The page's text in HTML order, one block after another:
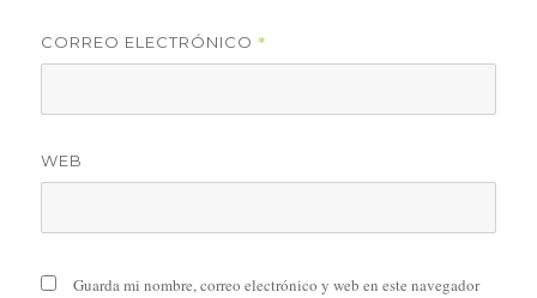
CORREO ELECTRÓNICO *
WEB
Guarda mi nombre, correo electrónico y web en este navegador